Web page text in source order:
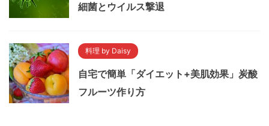
細菌とウイルス撃退
料理 by Daisy
自宅で簡単「ダイエット+美肌効果」炭酸
フルーツ作り方